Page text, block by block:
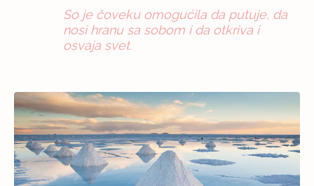
So je čoveku omogućila da putuje, da
nosi hranu sa sobom i da otkriva i
osvaja svet.